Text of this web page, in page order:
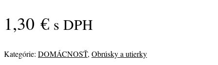
1,30 € s DPH
Kategórie: DOMÁCNOSŤ, Obrúsky a utierky